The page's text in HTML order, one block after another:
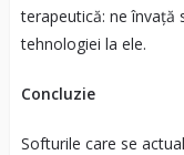
terapeutică: ne învață
tehnologiei la ele.
Concluzie
Softurile care se